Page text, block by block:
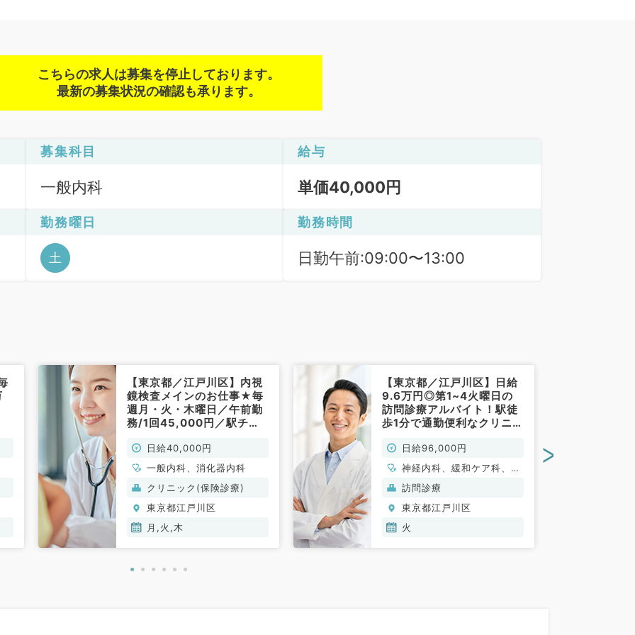
こちらの求人は募集を停止しております。
最新の募集状況の確認も承ります。
募集科目
一般内科
給与
単価40,000円
勤務曜日
土
勤務時間
日勤午前:09:00〜13:00
【東京都／江戸川区】内視
鏡検査メインのお仕事★毎
週月・火・木曜日／午前勤
務/1回45,000円／駅チカ
科・一般内科／非常勤）
日給40,000円
一般内科、消化器内科
クリニック(保険診療)
東京都江戸川区
月,火,木
【東京都／江戸川区】日給
9.6万円◎第1~4火曜日の
訪問診療アルバイト！駅徒
歩1分で通勤便利なクリニッ
非常勤）
日給96,000円
神経内科、緩和ケア科、一
般内科、循環器内科、呼吸
器内科、消化器内科、内分
泌・代謝内科、腎臓内科、
老年内科、血液内科、膠原
訪問診療
東京都江戸川区
火
>